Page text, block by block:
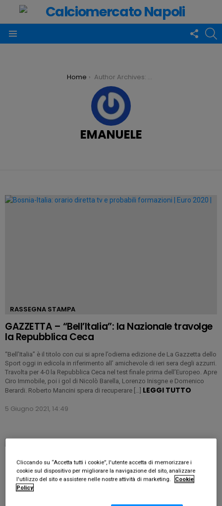
US
Home Author Archives: Emanuele
EMANUELE
RASSEGNA STAMPA
GAZZETTA – “Bell’Italia”: la Nazionale travolge
la Repubblica Ceca
“Bell’Italia” è il titolo con cui si apre l’odierna edizione de La Gazzetta dello
Sport oggi in edicola in riferimento all’ amichevole di ieri sera degli azzurri.
Travolta per 4-0 la Repubblica Ceca nel test finale prima dell’Europeo. Apre
Ciro Immobile, poi i gol di Nicolò Barella, Lorenzo Inisgne e Domenico
Berardi. Roberto Mancini spera di recuperare […] LEGGI TUTTO
5 Giugno 2021, 14:49
Cliccando su “Accetta tutti i cookie”, l'utente accetta di memorizzare i
cookie sul dispositivo per migliorare la navigazione del sito, analizzare
l'utilizzo del sito e assistere nelle nostre attività di marketing.
Cookie
Policy